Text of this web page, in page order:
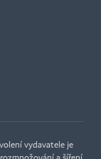
vydavatele je